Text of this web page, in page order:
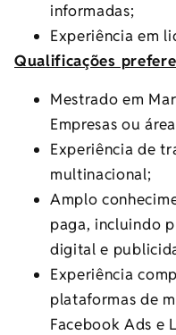
informadas;
Experiência em
Qualificações
Mestrado em
Empresas ou
Experiência de
multinacional;
Amplo
paga, incluindo
digital e
Experiência
plataformas de
Facebook Ads e